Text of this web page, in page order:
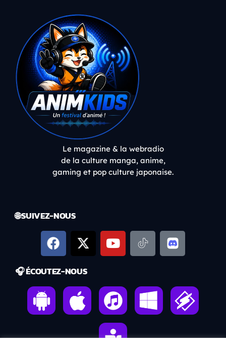
Le magazine & la webradio
de la culture manga, anime,
gaming et pop culture japonaise.
🌐 SUIVEZ-NOUS
🎧 ÉCOUTEZ-NOUS